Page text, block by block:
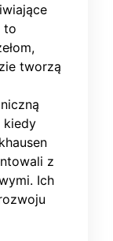
to
tworzą
kiedy
z
Ich